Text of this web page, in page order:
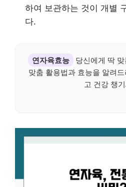
하여 보관하는 것이 개별
다.
연자육효능
당신에게 딱
맞춤 활용법과 효능을 알려
고 건강 챙